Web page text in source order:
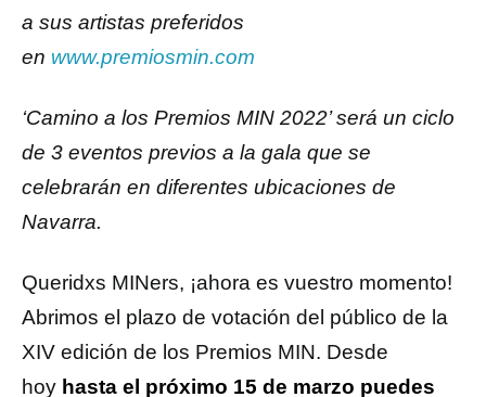
a sus artistas preferidos
en www.premiosmin.com
‘Camino a los Premios MIN 2022’ será un ciclo
de 3 eventos previos a la gala que se
celebrarán en diferentes ubicaciones de
Navarra.
Queridxs MINers, ¡ahora es vuestro momento!
Abrimos el plazo de votación del público de la
XIV edición de los Premios MIN. Desde
hoy hasta el próximo 15 de marzo puedes